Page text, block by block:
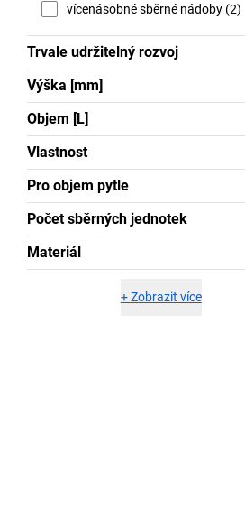
vícenásobné sběrné nádoby (2)
Trvale udržitelný rozvoj
Výška [mm]
Objem [L]
Vlastnost
Pro objem pytle
Počet sběrných jednotek
Materiál
+Zobrazit více